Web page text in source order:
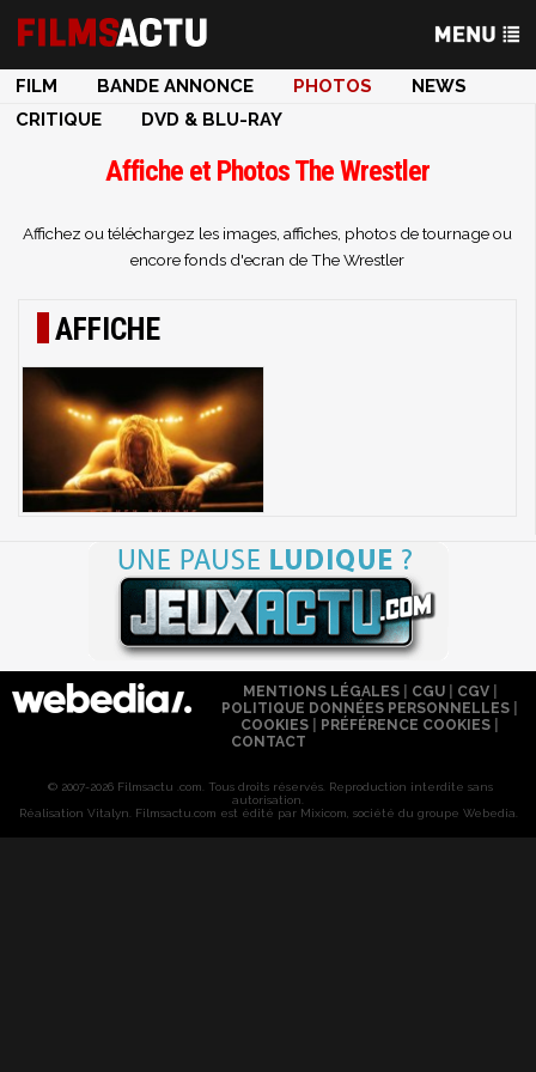
FILM BANDE ANNONCE PHOTOS
NEWS
CRITIQUE
DVD & BLU-RAY
Affiche et Photos The Wrestler
Affichez ou téléchargez les images, affiches, photos de tournage ou
encore fonds d'ecran de The Wrestler
AFFICHE
MENTIONS LÉGALES| CGU| CGV|
POLITIQUE DONNÉES PERSONNELLES
COOKIES
PRÉFÉRENCE COOKIES
CONTACT
© 2007-2026 Filmsactu .com. Tous droits réservés. Reproduction interdite sans
autorisation.
Réalisation Vitalyn . Filmsactu .com est édité par Mixicom, société du groupe Webedia.